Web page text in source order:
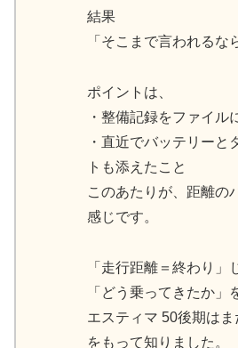
結果
「そこまで言われるな
ポイントは、
・整備記録をファイル
・直近でバッテリーと
トも添えたこと
このあたりが、距離の
感じです。
「走行距離＝終わり」
「どう乗ってきたか」
エスティマ 50後期は
をもって知りました。